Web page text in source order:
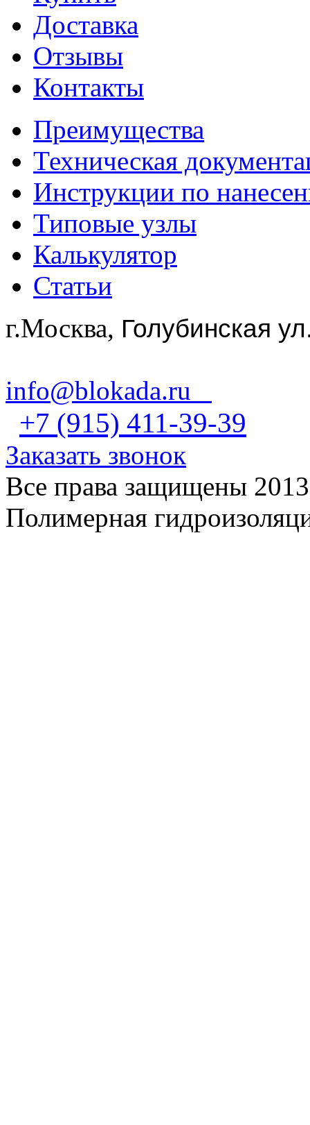
Доставка
Отзывы
Контакты
Преимущества
Техническая
Инструкции по
Типовые узлы
Калькулятор
Статьи
г.Москва, Голубинская
info@blokada.ru
+7 (915) 411-39-39
Заказать звонок
Все права защищены
Полимерная